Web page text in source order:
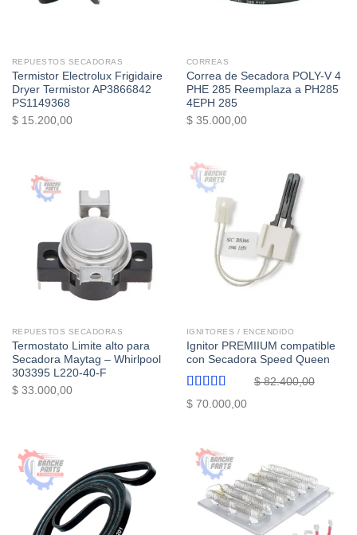
REPUESTOS SECADORAS
Termistor Electrolux Frigidaire
Dryer Termistor AP3866842
PS1149368
$15.200,00
CORREAS
Correa de Secadora POLY-V 4
PHE 285 Reemplaza a PH285
4EPH 285
$35.000,00
REPUESTOS SECADORAS
Termostato Limite alto para
Secadora Maytag – Whirlpool
303395 L220-40-F
$33.000,00
IGNITORES / ENCENDIDO
Ignitor PREMIIUM compatible
con Secadora Speed Queen
Valorado
con
de
$82.400,00
El
era:
$ 82.400,00.
$70.000,00El
$ 70.000,00.